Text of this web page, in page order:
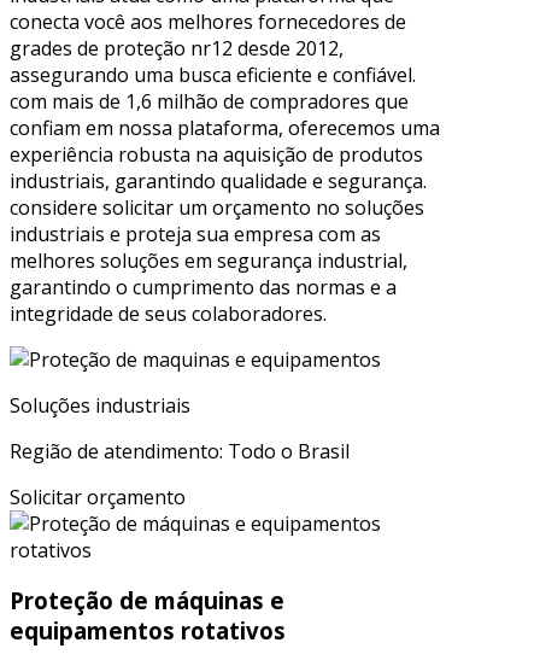
conecta você aos melhores fornecedores de
grades de proteção nr12 desde 2012,
assegurando uma busca eficiente e confiável.
com mais de 1,6 milhão de compradores que
confiam em nossa plataforma, oferecemos uma
experiência robusta na aquisição de produtos
industriais, garantindo qualidade e segurança.
considere solicitar um orçamento no soluções
industriais e proteja sua empresa com as
melhores soluções em segurança industrial,
garantindo o cumprimento das normas e a
integridade de seus colaboradores.
Soluções industriais
Região de atendimento: Todo o Brasil
Solicitar orçamento
Proteção de máquinas e
equipamentos rotativos